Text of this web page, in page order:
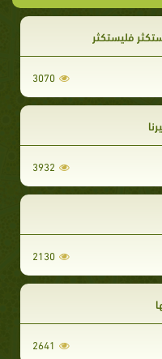
فليستكثر
3070
3932
2130
2641